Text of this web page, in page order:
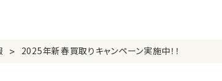
> 2025年新春買取りキャンペーン実施中！！